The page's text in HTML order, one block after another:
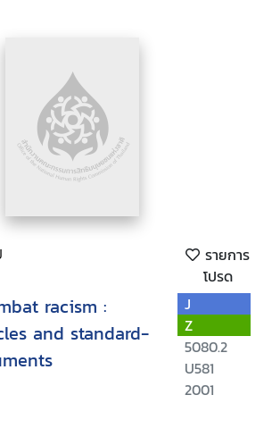
รายการ
โปรด
racism :
and standard-
J
Z
5080.2
U581
2001